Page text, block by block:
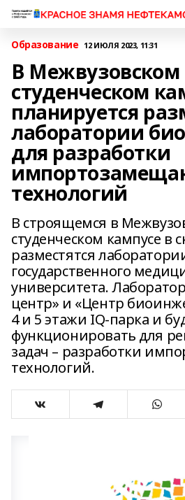
Образование 12 ИЮЛЯ 2023, 11:31
В Межвузовском
студенческом
планируется
лаборатории
для разработки
технологий
В строящемся в
студенческом кампусе в
разместятся
государственного
университета.
центр» и «Центр
4 и 5 этажи IQ-парка и
функционировать для
задач – разработки
технологий.